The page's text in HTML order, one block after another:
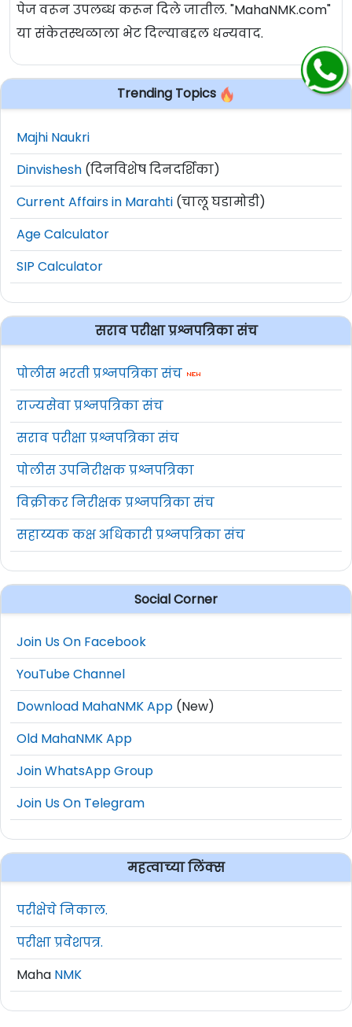
पेज वरून उपलब्ध करून दिले जातील. "MahaNMK.com"
या संकेतस्थळाला भेट दिल्याबद्दल धन्यवाद.
Trending Topics
Majhi Naukri
Dinvishesh (दिनविशेष दिनदर्शिका)
Current Affairs in Marahti (चालू घडामोडी)
Age Calculator
SIP Calculator
सराव परीक्षा प्रश्नपत्रिका संच
पोलीस भरती प्रश्नपत्रिका संच
राज्यसेवा प्रश्नपत्रिका संच
सराव परीक्षा प्रश्नपत्रिका संच
पोलीस उपनिरीक्षक प्रश्नपत्रिका
विक्रीकर निरीक्षक प्रश्नपत्रिका संच
सहाय्यक कक्ष अधिकारी प्रश्नपत्रिका संच
Social Corner
Join Us On Facebook
YouTube Channel
Download MahaNMK App (New)
Old MahaNMK App
Join WhatsApp Group
Join Us On Telegram
महत्वाच्या लिंक्स
परीक्षेचे निकाल.
परीक्षा प्रवेशपत्र.
Maha NMK